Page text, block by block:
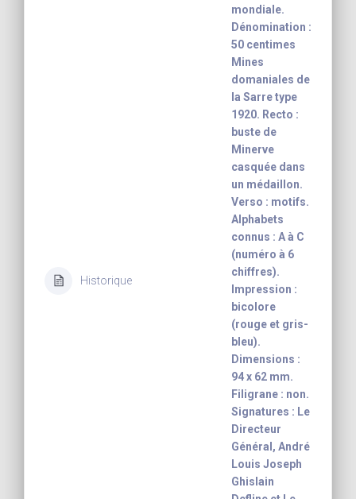
Historique
mondiale.
Dénomination :
50 centimes
Mines
domaniales de
la Sarre type
1920. Recto :
buste de
Minerve
casquée dans
un médaillon.
Verso : motifs.
Alphabets
connus : A à C
(numéro à 6
chiffres).
Impression :
bicolore
(rouge et gris-
bleu).
Dimensions :
94 x 62 mm.
Filigrane : non.
Signatures : Le
Directeur
Général, André
Louis Joseph
Ghislain